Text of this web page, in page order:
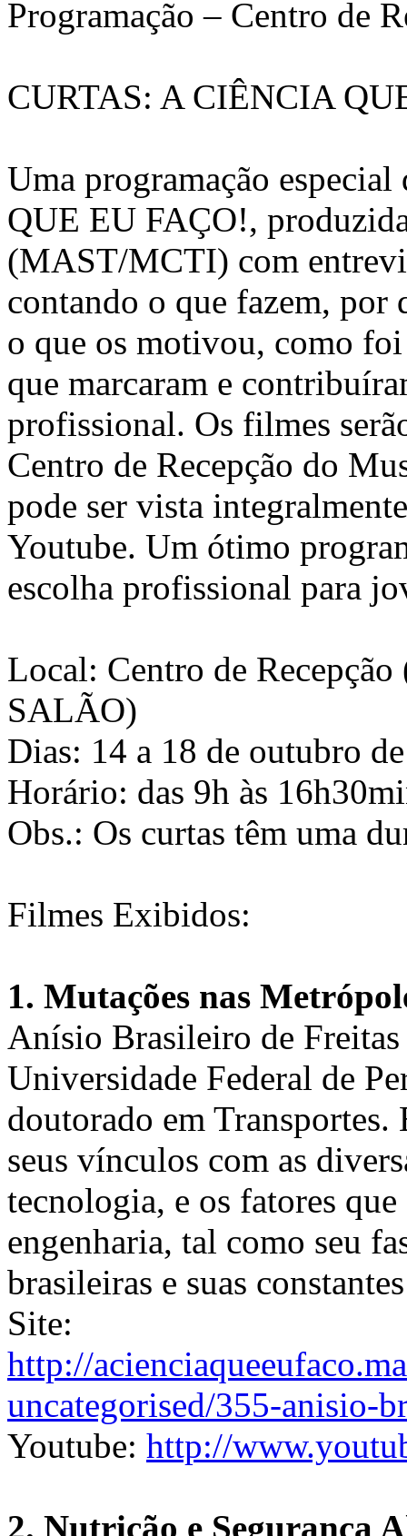
Programação – Centro de
CURTAS: A CIÊNCIA
Uma programação
QUE EU FAÇO!,
(MAST/MCTI) com
contando o que fazem, por
o que os motivou, como
que marcaram e
profissional. Os filmes
Centro de Recepção do
pode ser vista
Youtube. Um ótimo
escolha profissional para
Local: Centro de
SALÃO)
Dias: 14 a 18 de outubro
Horário: das 9h às
Obs.: Os curtas têm uma
Filmes Exibidos:
1. Mutações nas
Anísio Brasileiro de
Universidade Federal de
doutorado em Transportes.
seus vínculos com as
tecnologia, e os fatores
engenharia, tal como seu
brasileiras e suas
Site:
http://
uncategorised/355-anisio-
Youtube: http://
2. Nutrição e Segurança